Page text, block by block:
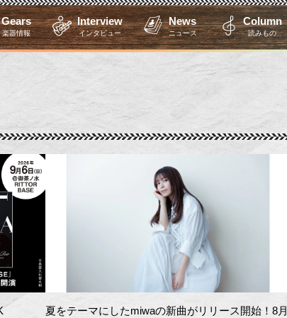
Gears
楽器情報
Interview
インタビュー
News
ニュース
Column
読みもの
夏をテーマにしたmiwaの新曲がリリース開始！8月